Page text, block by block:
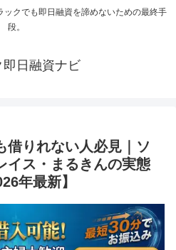
クでも即日融資を諦めないための最終手
段。
即日融資ナビ
借りれない人必見｜ソ
イス・まるきんの実態
年最新】